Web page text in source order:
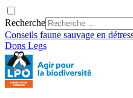
Recherche
Conseils faune sauvage en
Dons Legs